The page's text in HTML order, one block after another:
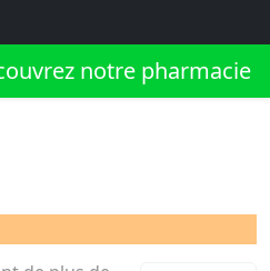
notre pharmacie